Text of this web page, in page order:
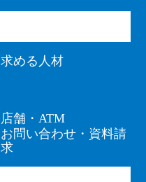
求める人材
店舗・ATM
お問い合わせ・資料請
求